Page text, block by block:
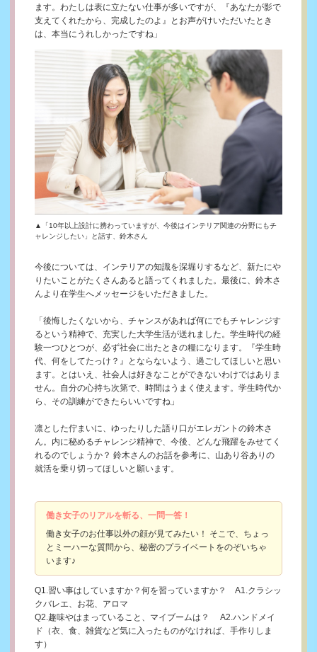
ます。わたしは表に立たない仕事が多いですが、『あなたが影で
支えてくれたから、完成したのよ』とお声がけいただいたとき
は、本当にうれしかったですね」
▲「10年以上設計に携わっていますが、今後はインテリア関連の分野にもチ
ャレンジしたい」と話す、鈴木さん
今後については、インテリアの知識を深堀りするなど、新たにや
りたいことがたくさんあると語ってくれました。最後に、鈴木さ
んより在学生へメッセージをいただきました。
「後悔したくないから、チャンスがあれば何にでもチャレンジす
るという精神で、充実した大学生活が送れました。学生時代の経
験一つひとつが、必ず社会に出たときの糧になります。『学生時
代、何をしてたっけ？』とならないよう、過ごしてほしいと思い
ます。とはいえ、社会人は好きなことができないわけではありま
せん。自分の心持ち次第で、時間はうまく使えます。学生時代か
ら、その訓練ができたらいいですね」
凛とした佇まいに、ゆったりした語り口がエレガントの鈴木さ
ん。内に秘めるチャレンジ精神で、今後、どんな飛躍をみせてく
れるのでしょうか？ 鈴木さんのお話を参考に、山あり谷ありの
就活を乗り切ってほしいと願います。
働き女子のリアルを斬る、一問一答！
働き女子のお仕事以外の顔が見てみたい！ そこで、ちょっ
とミーハーな質問から、秘密のプライベートをのぞいちゃ
います♪
Q1.習い事はしていますか？何を習っていますか？ A1.クラシッ
クバレエ、お花、アロマ
Q2.趣味やはまっていること、マイブームは？ A2.ハンドメイ
ド（衣、食、雑貨など気に入ったものがなければ、手作りしま
す）